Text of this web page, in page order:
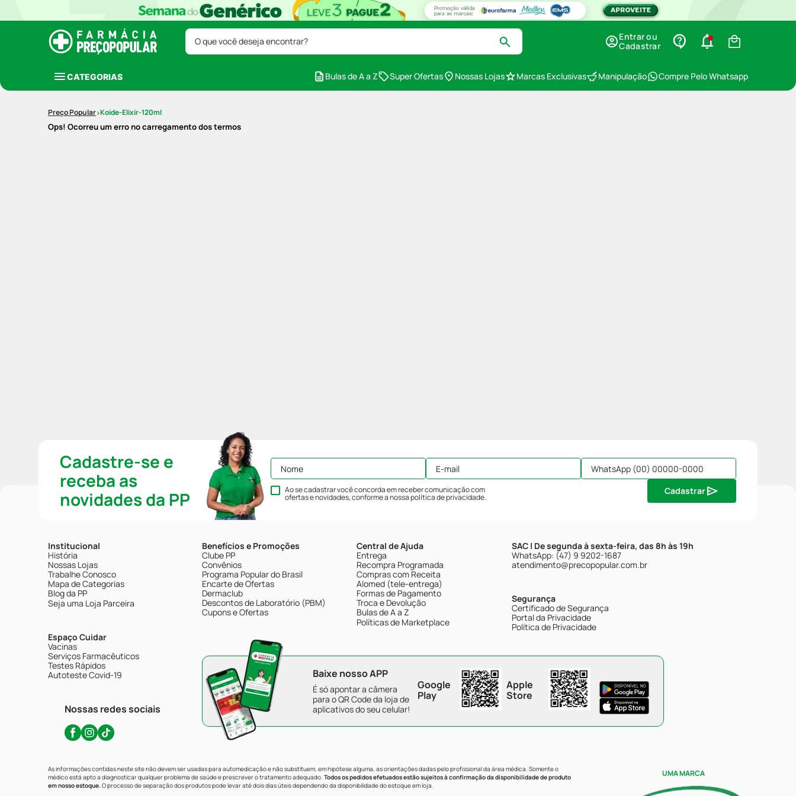
O que você deseja encontrar?
Entrar ou
Cadastrar
CATEGORIAS Bulas de A a Z Super Ofertas Nossas Lojas Marcas Exclusivas Manipulação Compre Pelo Whatsapp
Koide-Elixir-120ml
Ops! Ocorreu um erro no carregamento dos termos
Cadastre-se e
receba as
novidades da PP
Ao se cadastrar você concorda em receber comunicação com
ofertas e novidades, conforme a nossapolítica de privacidade.
Cadastrar
Institucional
História
Nossas Lojas
Trabalhe Conosco
Mapa de Categorias
Blog da PP
Seja uma Loja Parceira
Espaço Cuidar
Vacinas
Serviços Farmacêuticos
Testes Rápidos
Autoteste Covid-19
Nossas redes sociais
Benefícios e Promoções
Clube PP
Convênios
Programa Popular do Brasil
Encarte de Ofertas
Dermaclub
Descontos de Laboratório (PBM)
Cupons e Ofertas
Central de Ajuda
Entrega
Recompra Programada
Compras com Receita
Alomed (tele-entrega)
Formas de Pagamento
Troca e Devolução
Bulas de A a Z
Políticas de Marketplace
SAC | De segunda à sexta-feira, das 8h às 19h
WhatsApp: (47) 9 9202-1687
atendimento@precopopular.com.br
Segurança
Certificado de Segurança
Portal da Privacidade
Política de Privacidade
Baixe nosso APP
É só apontar a câmera
para o QR Code da loja de
aplicativos do seu celular!
Google
Play
Apple
Store
As informações contidas neste site não devem ser usadas para automedicação e não substituem, em hipótese alguma, as orientações dadas pelo profissional da área médica. Somente o
médico está apto a diagnosticar qualquer problema de saúde e prescrever o tratamento adequado. Todos os pedidos efetuados estão sujeitos à confirmação da disponibilidade de produto
em nosso estoque.O processo de separação dos produtos pode levar até dois dias úteis dependendo da disponibilidade do estoque em loja.
UMA MARCA